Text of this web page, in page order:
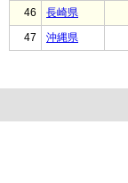
46 長崎県
47
沖縄県